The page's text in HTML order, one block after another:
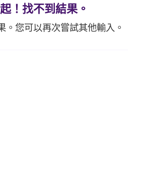
！找不到結果。
。您可以再次嘗試其他輸入。